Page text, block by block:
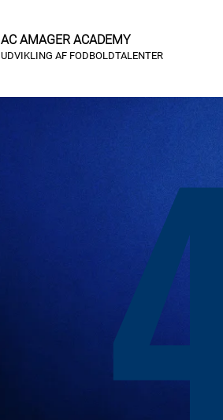
AC AMAGER ACADEMY
UDVIKLING AF FODBOLDTALENTER